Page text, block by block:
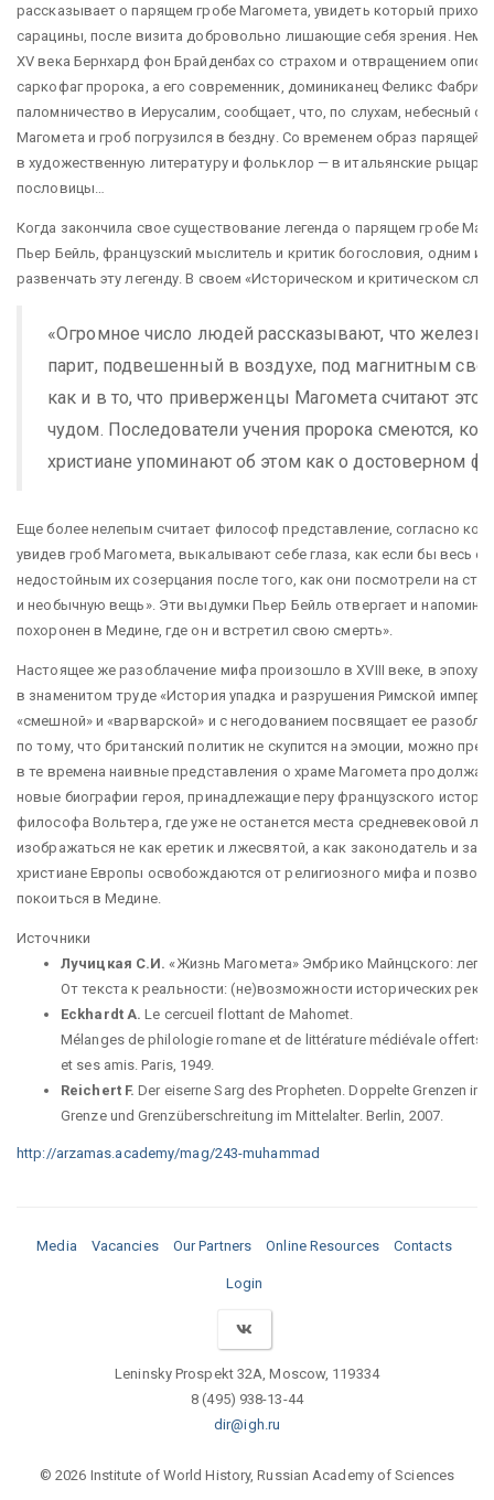
рассказывает о парящем гробе Магомета, увидеть который
сарацины, после визита добровольно лишающие себя зрения.
XV века Бернхард фон Брайденбах со страхом и отвращением
саркофаг пророка, а его современник, доминиканец Феликс
паломничество в Иерусалим, сообщает, что, по слухам, небесный
Магомета и гроб погрузился в бездну. Со временем образ парящей
в художественную литературу и фольклор — в итальянские
пословицы…
Когда закончила свое существование легенда о парящем гробе
Пьер Бейль, французский мыслитель и критик богословия, одним
развенчать эту легенду. В своем «Историческом и критическом
«Огромное число людей рассказывают, что
парит, подвешенный в воздухе, под магнитным
как и в то, что приверженцы Магомета считают
чудом. Последователи учения пророка смеются,
христиане упоминают об этом как о достоверном
Еще более нелепым считает философ представление, согласно
увидев гроб Магомета, выкалывают себе глаза, как если бы весь
недостойным их созерцания после того, как они посмотрели на
и необычную вещь». Эти выдумки Пьер Бейль отвергает и
похоронен в Медине, где он и встретил свою смерть».
Настоящее же разоблачение мифа произошло в XVIII веке, в эпоху
в знаменитом труде «История упадка и разрушения Римской
«смешной» и «варварской» и с негодованием посвящает ее
по тому, что британский политик не скупится на эмоции, можно
в те времена наивные представления о храме Магомета
новые биографии героя, принадлежащие перу французского
философа Вольтера, где уже не останется места средневековой
изображаться не как еретик и лжесвятой, а как законодатель и
христиане Европы освобождаются от религиозного мифа и
покоиться в Медине.
Источники
Лучицкая С.И. «Жизнь Магомета» Эмбрико Майнцского:
От текста к реальности: (не)возможности исторических
Eckhardt A. Le cercueil flottant de Mahomet.
Mélanges de philologie romane et de littérature médiévale offerts
et ses amis. Paris, 1949.
Reichert F. Der eiserne Sarg des Propheten. Doppelte Grenzen
Grenze und Grenzüberschreitung im Mittelalter. Berlin, 2007.
http://arzamas.academy/mag/243-muhammad
Media Vacancies Our Partners Online Resources Contacts
Login
Leninsky Prospekt 32A, Moscow, 119334
8 (495) 938-13-44
dir@igh.ru
© 2026 Institute of World History, Russian Academy of Sciences